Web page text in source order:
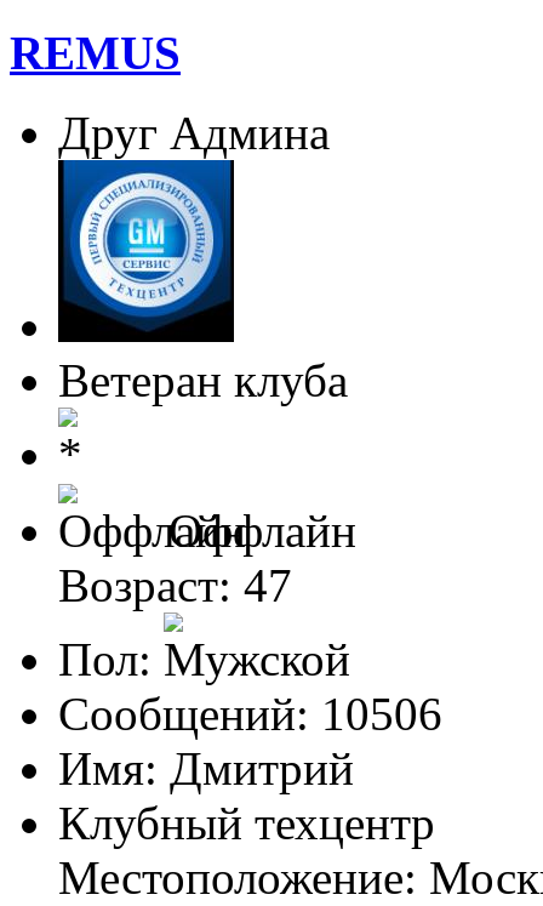
REMUS
Друг Админа
Ветеран клуба
Оффлайн
Возраст: 47
Пол:
Сообщений: 10506
Имя: Дмитрий
Клубный техцентр
Местоположение: